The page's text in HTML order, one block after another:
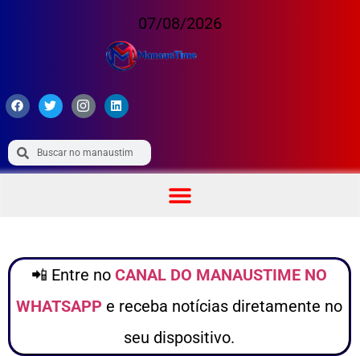
07/08/2026
📲 Entre no CANAL DO MANAUSTIME NO
WHATSAPP e receba notícias diretamente no
seu dispositivo.